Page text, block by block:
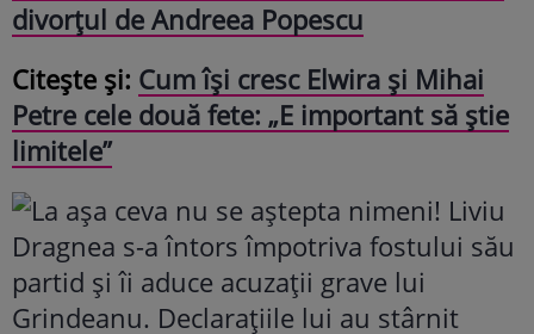
divorțul de Andreea Popescu
Citește și: Cum își cresc Elwira și Mihai
Petre cele două fete: „E important să știe
limitele”